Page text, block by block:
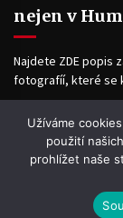
nejen v
Najdete ZDE popis
fotografíí, které se
Facebook
Užíváme
použití
prohlížet naše